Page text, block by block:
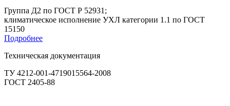
Группа Д2 по ГОСТ Р 52931;
климатическое исполнение УХЛ категории 1.1 по ГОСТ
15150
Подробнее
Техническая документация
ТУ 4212-001-4719015564-2008
ГОСТ 2405-88